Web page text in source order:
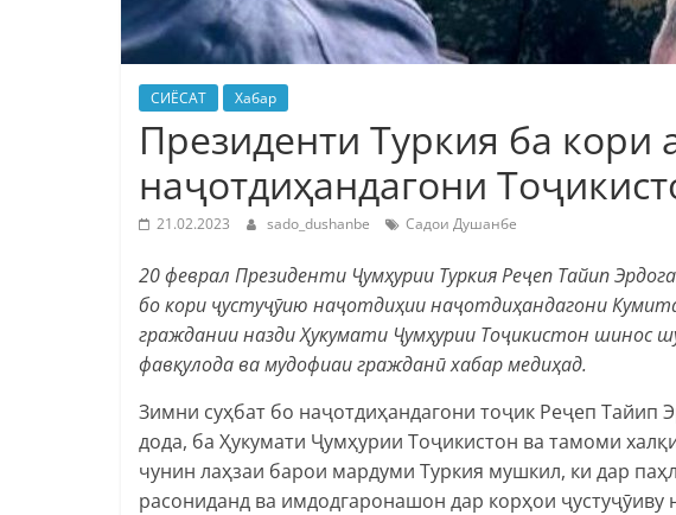
СИЁСАТ Хабар
Президенти Туркия ба кори
наҷотдиҳандагони
21.02.2023 sado_dushanbe Садои Душанбе
20 феврал Президенти Ҷумҳурии Туркия Реҷеп Тайип
бо кори ҷустуҷӯию наҷотдиҳии наҷотдиҳандагони
граждании назди Ҳукумати Ҷумҳурии Тоҷикистон шинос
фавқулода ва мудофиаи гражданӣ хабар медиҳад.
Зимни суҳбат бо наҷотдиҳандагони тоҷик Реҷеп Тайип
дода, ба Ҳукумати Ҷумҳурии Тоҷикистон ва тамоми
чунин лаҳзаи барои мардуми Туркия мушкил, ки дар
расониданд ва имдодгаронашон дар корҳои ҷустуҷӯиву